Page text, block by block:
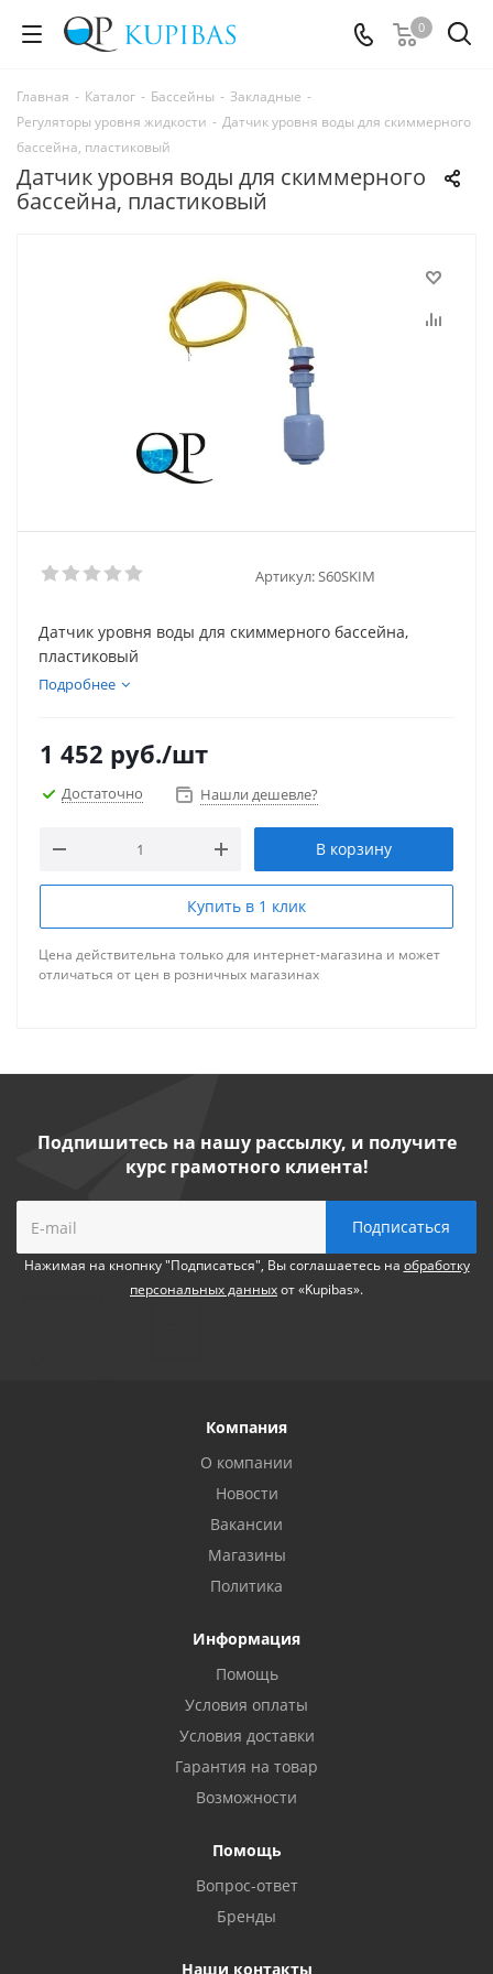
0
Главная - Каталог - Бассейны - Закладные -
Регуляторы уровня жидкости - Датчик уровня воды для скиммерного
бассейна, пластиковый
Датчик уровня воды для скиммерного
бассейна, пластиковый
Артикул: S60SKIM
Датчик уровня воды для скиммерного бассейна,
пластиковый
Подробнее
1 452 руб./шт
Достаточно Нашли дешевле?
В корзину
Купить в 1 клик
Цена действительна только для интернет-магазина и может
отличаться от цен в розничных магазинах
Подпишитесь на нашу рассылку, и получите
курс грамотного клиента!
Нажимая на кнопнку "Подписаться", Вы соглашаетесь на обработку
персональных данныхот «Kupibas».
Компания
О компании
Новости
Вакансии
Магазины
Политика
Информация
Помощь
Условия оплаты
Условия доставки
Гарантия на товар
Возможности
Помощь
Вопрос-ответ
Бренды
Наши контакты